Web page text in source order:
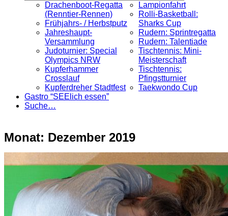
Drachenboot-Regatta
(Renntier-Rennen)
Frühjahrs- / Herbstputz
Jahreshaupt-
Versammlung
Judoturnier: Special
Olympics NRW
Kupferhammer
Crosslauf
Kupferdreher Stadtfest
Lampionfahrt
Rolli-Basketball:
Sharks Cup
Rudern: Sprintregatta
Rudern: Talentiade
Tischtennis: Mini-
Meisterschaft
Tischtennis:
Pfingstturnier
Taekwondo Cup
Gastro “SEElich essen”
Suche…
Monat: Dezember 2019